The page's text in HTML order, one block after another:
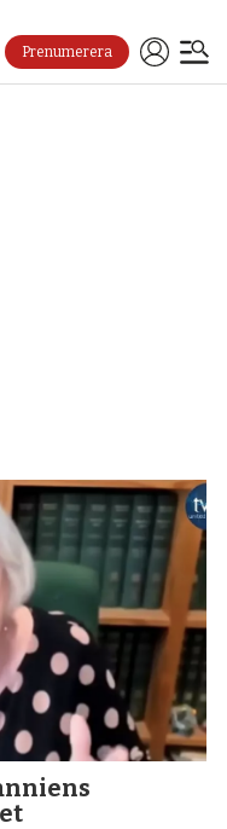
Prenumerera